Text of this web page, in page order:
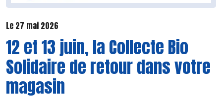
Le 27 mai 2026
12 et 13 juin, la Collecte Bio
Solidaire de retour dans votre
magasin